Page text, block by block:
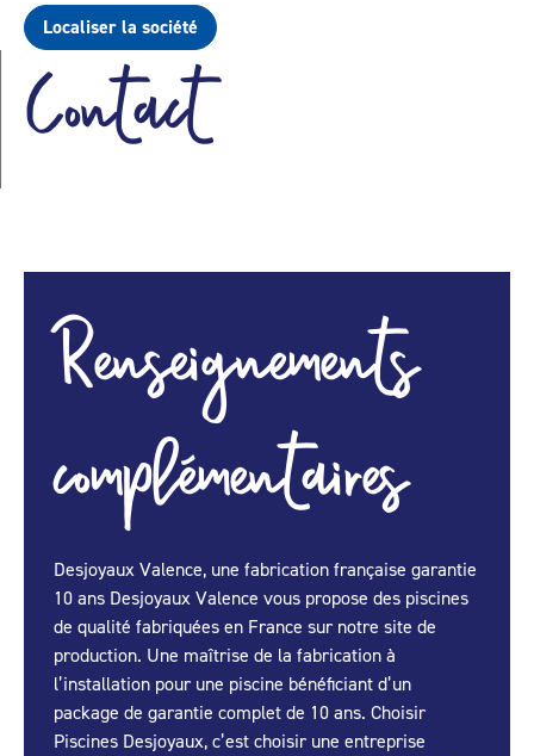
Localiser la société
Contact
Renseignements
complémentaires
Desjoyaux Valence, une fabrication française garantie
10 ans Desjoyaux Valence vous propose des piscines
de qualité fabriquées en France sur notre site de
production. Une maîtrise de la fabrication à
l’installation pour une piscine bénéficiant d’un
package de garantie complet de 10 ans. Choisir
Piscines Desjoyaux, c’est choisir une entreprise